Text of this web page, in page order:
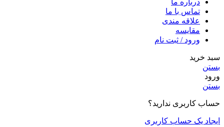
درباره ما
تماس با ما
علاقه مندی
مقايسه
ورود / ثبت نام
سبد خرید
بستن
ورود
بستن
حساب کاربری ندارید؟
ایجاد یک حساب کاربری